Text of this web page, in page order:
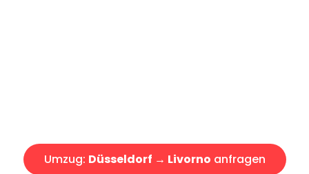
Umzug: Düsseldorf → Livorno anfragen